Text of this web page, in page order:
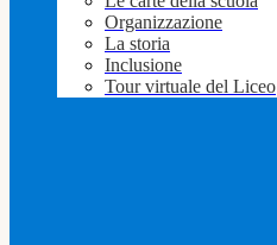
Organizzazione
La storia
Inclusione
Tour virtuale del Liceo